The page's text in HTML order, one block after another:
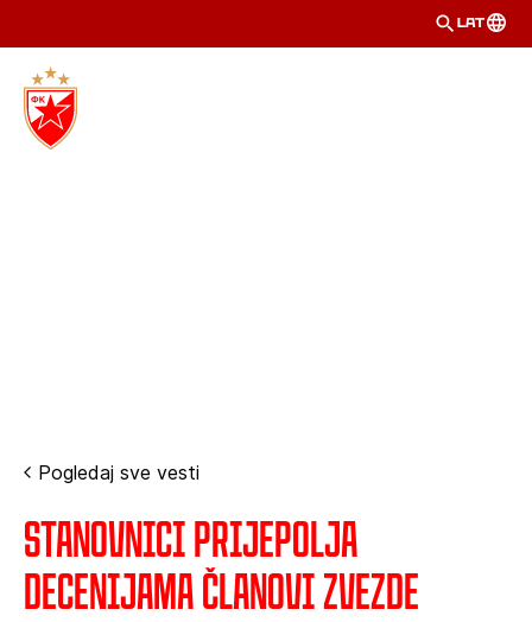
LAT
Pogledaj sve vesti
Stanovnici Prijepolja
decenijama članovi Zvezde